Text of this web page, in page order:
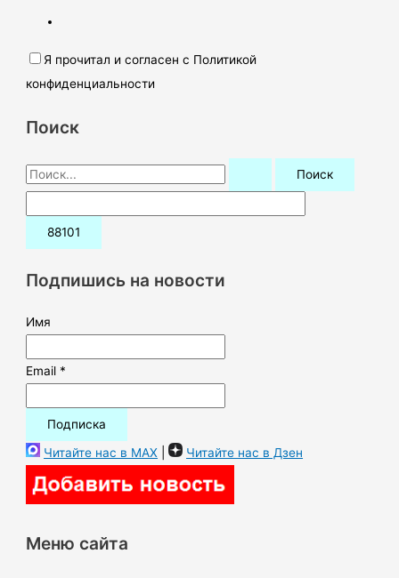
Я прочитал и согласен с Политикой
конфиденциальности
Поиск
П
о
и
:Подпишись на новости
Имя
Email *
Читайте нас в MAX | Читайте нас в Дзен
Меню сайта